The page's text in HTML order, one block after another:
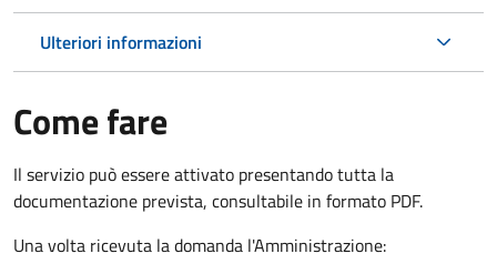
Ulteriori informazioni
Come fare
Il servizio può essere attivato presentando tutta la
documentazione prevista, consultabile in formato PDF.
Una volta ricevuta la domanda l'Amministrazione: